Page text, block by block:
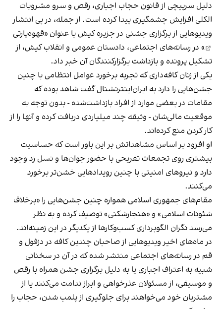
دلیل سرپیچی از قانون حجاب اجباری، رقص و سرو مشروبات
الکلی افزایش چشمگیری پیدا کرده است. از جمله، در پی انتشار
ویدیوهایی از برگزاری جشنی در جزیره کیش با عنوان «قهوه‌پارتی
» در رسانه‌های اجتماعی، دادستان عمومی و انقلاب کیش، از
تشکیل پرونده و بازداشت برگزارکنندگان آن خبر داد.
یکی از زنان کافه‌داری که تجربه برخورد عوامل انتظامی با چنین
جشن‌هایی را دارد به ایران‌اینترنشنال گفت شاهد بوده که
مقامات در بعضی موارد از افراد بازداشت‌‌شده - بدون توجه به
موقعیت مالی‌شان - وثیقه چند میلیاردی دریافت کرده و آنها را از
کار کردن منع کرده‌اند.
او افزود بر اساس مشاهداتش بر این باور است که حساسیت
بیشتری روی تجمعات تفریحی با حضور جوان‌ها و نسل زد وجود
دارد و نیروهای امنیتی با چنین رویدادهایی خشن‌تر برخورد
می‌کنند.
مقام‌های جمهوری اسلامی همواره چنین جشن‌هایی را «برخلاف
شئونات اسلامی» و «هنجارشکنی» توصیف کرده و به نظر
می‌رسد نگران الگوبرداری کسب‌وکارها از یکدیگر در این زمینه‌اند.
در ماه‌های اخیر ویدیوهایی از صاحبان چندین کافه در دزفول و
قم در رسانه‌های اجتماعی منتشر شده که در آن در سخنانی
شبیه به اعتراف اجباری یا به دلیل برگزاری جشن همراه با رقص
و موسیقی، از مسئولان عذرخواهی و ابراز ندامت می‌کنند یا از
مشتریان خود می‌خواهند برای جلوگیری از پلمب شدن، حجاب را